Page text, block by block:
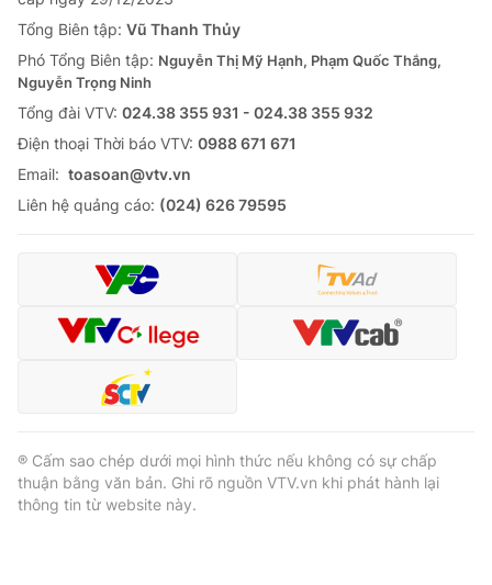
Tổng Biên tập: Vũ Thanh Thủy
Phó Tổng Biên tập: Nguyễn Thị Mỹ Hạnh, Phạm Quốc Thắng,
Nguyễn Trọng Ninh
Tổng đài VTV: 024.38 355 931 - 024.38 355 932
Ðiện thoại Thời báo VTV: 0988 671 671
Email: toasoan@vtv.vn
Liên hệ quảng cáo: (024) 626 79595
® Cấm sao chép dưới mọi hình thức nếu không có sự chấp
thuận bằng văn bản. Ghi rõ nguồn VTV.vn khi phát hành lại
thông tin từ website này.